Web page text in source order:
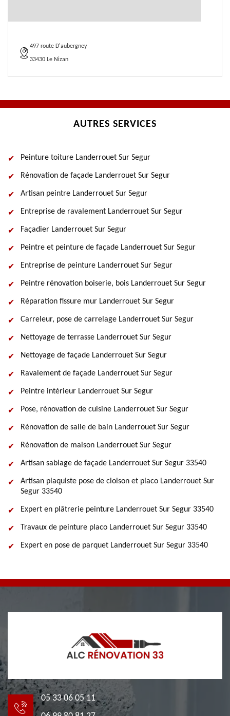
497 route D'aubergney
33430 Le Nizan
AUTRES SERVICES
Peinture toiture Landerrouet Sur Segur
Rénovation de façade Landerrouet Sur Segur
Artisan peintre Landerrouet Sur Segur
Entreprise de ravalement Landerrouet Sur Segur
Façadier Landerrouet Sur Segur
Peintre et peinture de façade Landerrouet Sur Segur
Entreprise de peinture Landerrouet Sur Segur
Peintre rénovation boiserie, bois Landerrouet Sur Segur
Réparation fissure mur Landerrouet Sur Segur
Carreleur, pose de carrelage Landerrouet Sur Segur
Nettoyage de terrasse Landerrouet Sur Segur
Nettoyage de façade Landerrouet Sur Segur
Ravalement de façade Landerrouet Sur Segur
Peintre intérieur Landerrouet Sur Segur
Pose, rénovation de cuisine Landerrouet Sur Segur
Rénovation de salle de bain Landerrouet Sur Segur
Rénovation de maison Landerrouet Sur Segur
Artisan sablage de façade Landerrouet Sur Segur 33540
Artisan plaquiste pose de cloison et placo Landerrouet Sur
Segur 33540
Expert en plâtrerie peinture Landerrouet Sur Segur 33540
Travaux de peinture placo Landerrouet Sur Segur 33540
Expert en pose de parquet Landerrouet Sur Segur 33540
05 33 06 05 11